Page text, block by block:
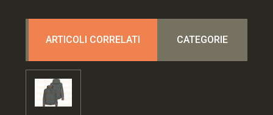
ARTICOLI CORRELATI CATEGORIE